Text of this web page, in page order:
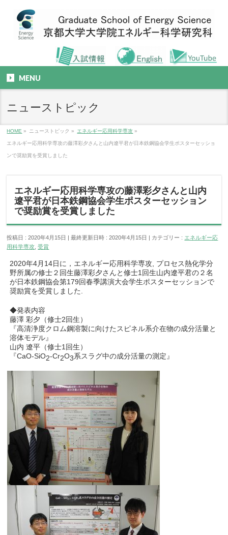
MENU
ニューストピック
HOME » ニューストピック » エネルギー応用科学専攻 »
エネルギー応用科学専攻の藤澤彩夕さんと山内遼平君が日本鉄鋼協会学生ポスターセッショ
ンで奨励賞を受賞しました
エネルギー応用科学専攻の藤澤彩夕さんと山内
遼平君が日本鉄鋼協会学生ポスターセッション
で奨励賞を受賞しました
投稿日 : 2020年4月15日 最終更新日時 : 2020年4月15日 カテゴリー : エネルギー応
用科学専攻 ,受賞
2020年4月14日に，エネルギー応用科学専攻, プロセス熱化学分
野所属の修士２回生藤澤彩夕さんと修士1回生山内遼平君の２名
が日本鉄鋼協会第179回春季講演大会学生ポスターセッションで
奨励賞を受賞しました.
◆発表内容
藤澤 彩夕（修士2回生）
『高清浄度クロム鋼溶製に向けたスピネル系介在物の成分活量と
溶体モデル』
山内 遼平（修士1回生）
『CaO-SiO2-Cr2O3系スラグ中の成分活量の測定』